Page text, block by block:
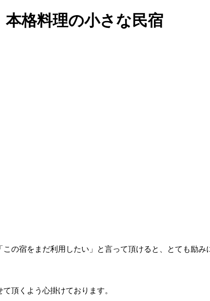
格料理の小さな民宿
の宿をまだ利用したい」と言って頂けると、とても励み
頂くよう心掛けております。